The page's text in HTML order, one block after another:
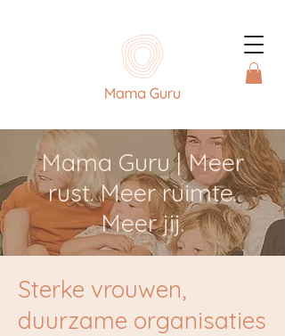
Mama Guru | Meer
rust. Meer ruimte.
Meer jij.
Sterke vrouwen,
duurzame organisaties